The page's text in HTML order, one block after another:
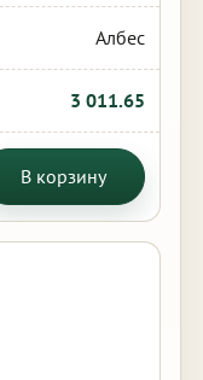
Албес
3 011.65
В корзину